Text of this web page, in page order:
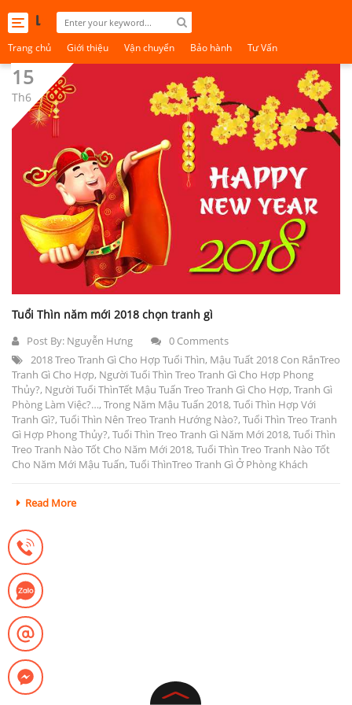
Toggle
navigation
Trang chủ Giới thiệu Vận chuyển Bảo hành Tư Vấn
15
Th6
Tuổi Thìn năm mới 2018 chọn tranh gì
Post By: Nguyễn Hưng
0 Comments
2018 Treo Tranh Gì Cho Hợp Tuổi Thìn, Mậu Tuất 2018 Con RắnTreo
Tranh Gì Cho Hợp, Người Tuổi Thìn Treo Tranh Gì Cho Hợp Phong
Thủy?, Người Tuổi ThìnTết Mậu Tuấn Treo Tranh Gì Cho Hợp, Tranh Gì
Phòng Làm Việc?…, Trong Năm Mậu Tuấn 2018, Tuổi Thìn Hợp Với
Tranh Gì?, Tuổi Thìn Nên Treo Tranh Hướng Nào?, Tuổi Thìn Treo Tranh
Gì Hợp Phong Thủy?, Tuổi Thìn Treo Tranh Gì Năm Mới 2018, Tuổi Thìn
Treo Tranh Nào Tốt Cho Năm Mới 2018, Tuổi Thìn Treo Tranh Nào Tốt
Cho Năm Mới Mậu Tuấn, Tuổi ThìnTreo Tranh Gì Ở Phòng Khách
Read More